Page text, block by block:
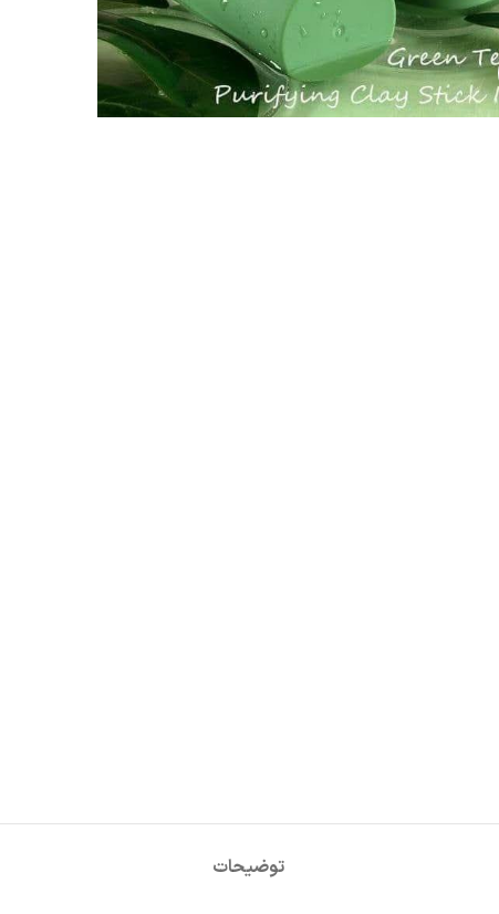
لب چرب
کرم پودر
فکسر
بزرگنمایی تصویر
توضیحات